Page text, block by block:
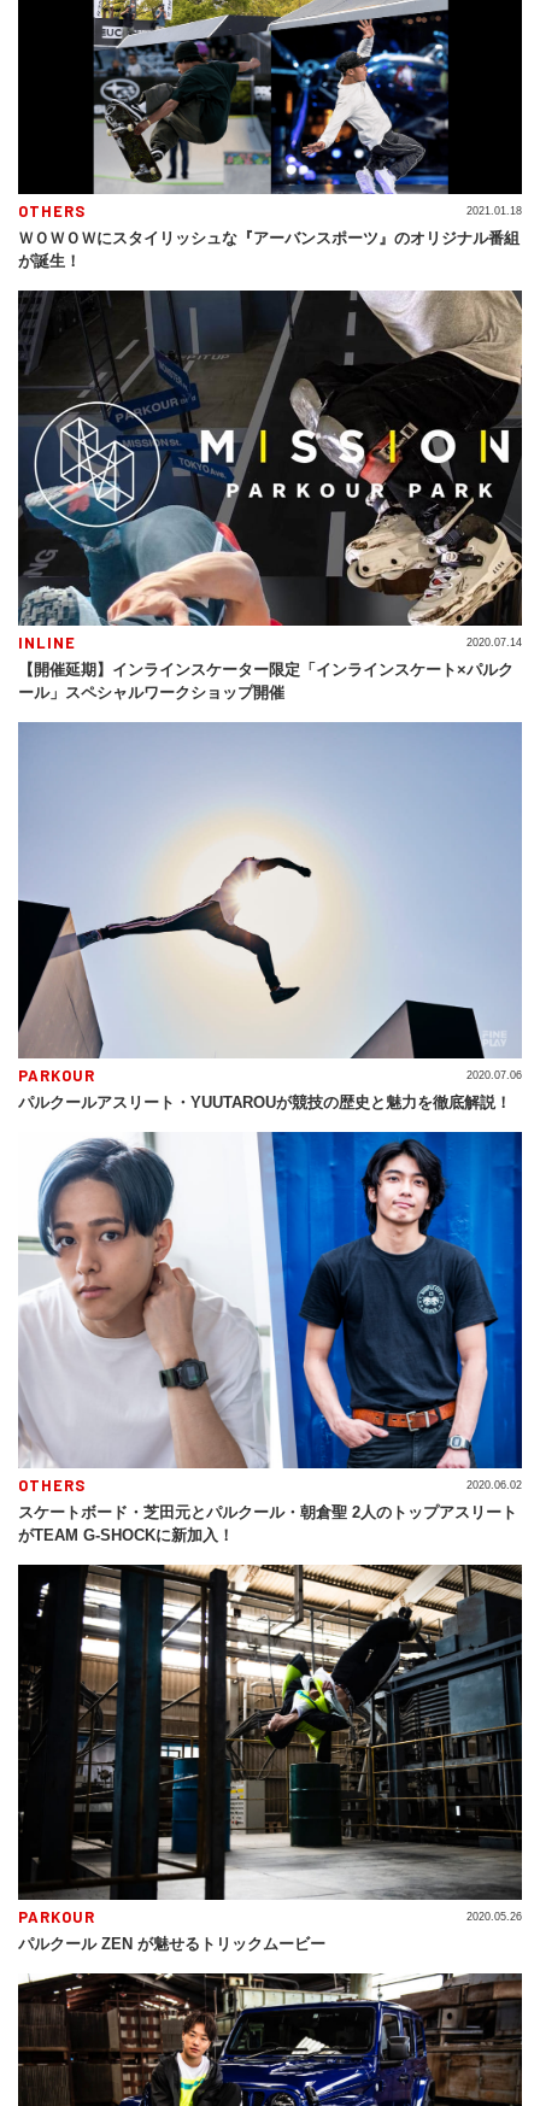
OTHERS
ＷＯＷＯＷにスタイリッシュな『アーバンスポーツ』のオリジナル番組
が誕生！
2021.01.18
INLINE
【開催延期】インラインスケーター限定「インラインスケート×パルク
ール」スペシャルワークショップ開催
2020.07.14
PARKOUR
パルクールアスリート・YUUTAROUが競技の歴史と魅力を徹底解説！
2020.07.06
OTHERS
スケートボード・芝田元とパルクール・朝倉聖 2人のトップアスリート
がTEAM G-SHOCKに新加入！
2020.06.02
PARKOUR
パルクール ZEN が魅せるトリックムービー
2020.05.26